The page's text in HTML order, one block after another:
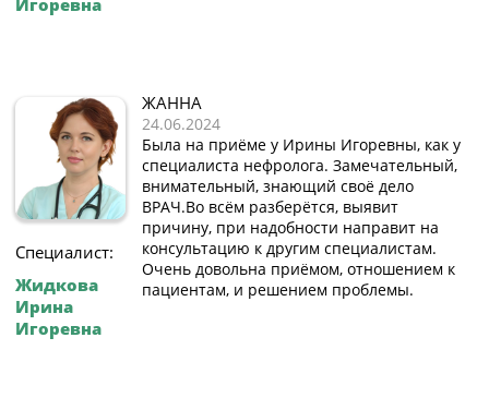
Специалист:
Жидкова
Ирина
Игоревна
ЖАННА
24.06.2024
Была на приёме у Ирины Игоревны, как у
специалиста нефролога. Замечательный,
внимательный, знающий своё дело
ВРАЧ.Во всём разберётся, выявит
причину, при надобности направит на
консультацию к другим специалистам.
Очень довольна приёмом, отношением к
пациентам, и решением проблемы.